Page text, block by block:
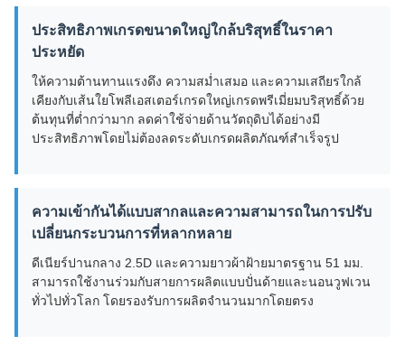
ประสิทธิภาพเกรดขนาดใหญ่ใกล้บริสุทธิ์ในราคา
ประหยัด
ให้ความต้านทานแรงดึง ความสม่ำเสมอ และความเสถียรใกล้
เคียงกับเส้นใยโพลีเอสเตอร์เกรดใหญ่เกรดพรีเมี่ยมบริสุทธิ์ด้วย
ต้นทุนที่ต่ำกว่ามาก ลดค่าใช้จ่ายด้านวัตถุดิบได้อย่างมี
ประสิทธิภาพโดยไม่ต้องลดระดับเกรดผลิตภัณฑ์สำเร็จรูป
ความเข้ากันได้แบบสากลและความสามารถในการปรับ
เปลี่ยนกระบวนการที่หลากหลาย
ดีเนียร์ปานกลาง 2.5D และความยาวผ้าฝ้ายมาตรฐาน 51 มม.
สามารถใช้งานร่วมกับสายการผลิตแบบปั่นด้ายและนอนวูฟเวน
ทั่วไปทั่วโลก โดยรองรับการผลิตจำนวนมากโดยตรง